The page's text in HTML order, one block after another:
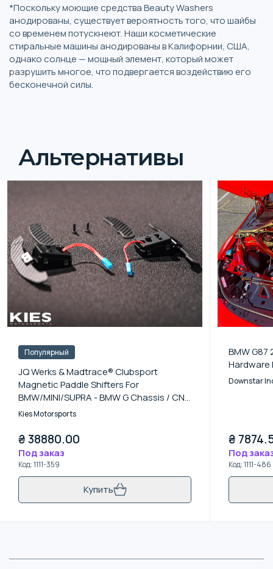
*Поскольку моющие средства Beauty Washers
анодированы, существует вероятность того, что шайбы
со временем потускнеют. Наши косметические
стиральные машины анодированы в Калифорнии, США,
однако солнце — мощный элемент, который может
разрушить многое, что подвергается воздействию его
бесконечной силы.
Альтернативы
Популярный
JQ Werks & Madtrace® Clubsport
Magnetic Paddle Shifters For
BMW/MINI/SUPRA - BMW G Chassis / CNC
Machined Hard Anodized Billet Aluminum
Paddles (+$30)
Kies Motorsports
₴38880.00
Под заказ
Код:1111-359
Купить
BMW G87
Hardware
Downstar
₴
Под
Код:1111-486